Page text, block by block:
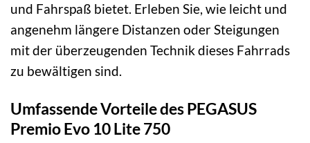
und Fahrspaß bietet. Erleben Sie, wie leicht und
angenehm längere Distanzen oder Steigungen
mit der überzeugenden Technik dieses Fahrrads
zu bewältigen sind.
Umfassende Vorteile des PEGASUS
Premio Evo 10 Lite 750